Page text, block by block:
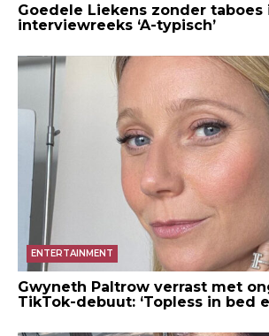
Goedele Liekens zonder taboes
interviewreeks ‘A-typisch’
ENTERTAINMENT
Gwyneth Paltrow verrast met
TikTok-debuut: ‘Topless in bed